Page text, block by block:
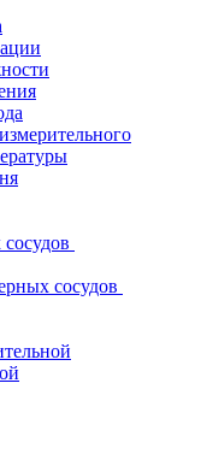
сосудов